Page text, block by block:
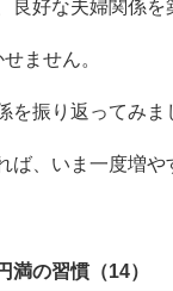
良好な夫婦関係を
ません。
を振り返ってみま
ば、いま一度増や
満の習慣（14）